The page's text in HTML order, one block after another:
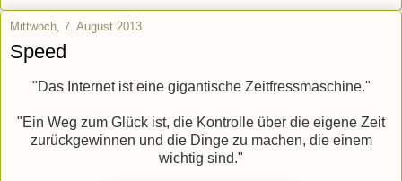
Mittwoch, 7. August 2013
Speed
"Das Internet ist eine gigantische Zeitfressmaschine."
"Ein Weg zum Glück ist, die Kontrolle über die eigene Zeit
zurückgewinnen und die Dinge zu machen, die einem
wichtig sind."